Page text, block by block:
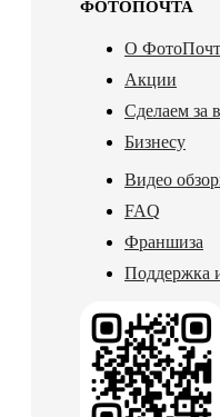
ФОТОПОЧТА
О
Акции
Сделаем за
Бизнесу
Видео
FAQ
Франшиза
Поддержка